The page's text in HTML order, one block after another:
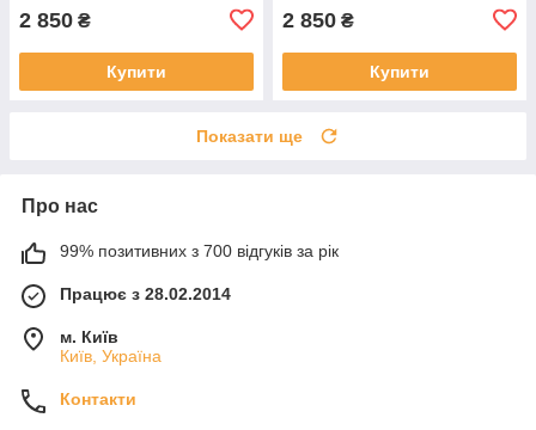
2 850 ₴
Купити
2 850 ₴
Купити
Показати ще
Про нас
99% позитивних з 700 відгуків за рік
Працює з 28.02.2014
м. Київ
Київ, Україна
Контакти